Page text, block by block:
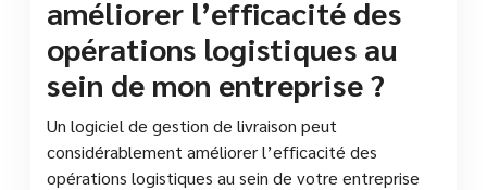
améliorer l’efficacité des
opérations logistiques au
sein de mon entreprise ?
Un logiciel de gestion de livraison peut
considérablement améliorer l’efficacité des
opérations logistiques au sein de votre entreprise